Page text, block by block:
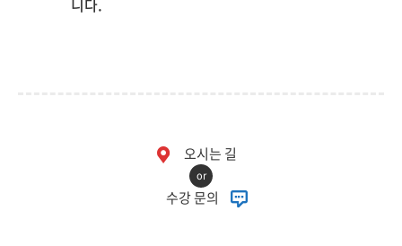
니다.
오시는 길
or
수강 문의